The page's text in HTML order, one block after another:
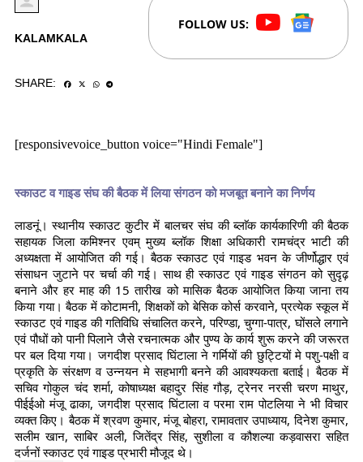
KALAMKALA
FOLLOW US:
SHARE:
[responsivevoice_button voice="Hindi Female"]
स्काउट व गाइड संघ की बैठक में लिया संगठन को मजबूत बनाने का निर्णय
लाडनूं। स्थानीय स्काउट कुटीर में बालचर संघ की ब्लाॅक कार्यकारिणी की बैठक
सहायक जिला कमिश्नर एवम् मुख्य ब्लॉक शिक्षा अधिकारी रामचंद्र भाटी की
अध्यक्षता में आयोजित की गई। बैठक स्काउट एवं गाइड भवन के जीर्णोद्धार एवं
संसाधन जुटाने पर चर्चा की गई। साथ ही स्काउट एवं गाइड संगठन को सुदृढ़
बनाने और हर माह की 15 तारीख को मासिक बैठक आयोजित किया जाना तय
किया गया। बैठक में कोटामनी, शिक्षकों को बेसिक कोर्स करवाने, प्रत्येक स्कूल में
स्काउट एवं गाइड की गतिविधि संचालित करने, परिण्डा, चुग्गा-पात्र, घोंसले लगाने
एवं पौधों को पानी पिलाने जैसे रचनात्मक और पुण्य के कार्य शुरू करने की जरूरत
पर बल दिया गया। जगदीश प्रसाद घिंटाला ने गर्मियों की छुट्टियों मे पशु-पक्षी व
प्रकृति के संरक्षण व उन्नयन मे सहभागी बनने की आवश्यकता बताई। बैठक में
सचिव गोकुल चंद शर्मा, कोषाध्यक्ष बहादुर सिंह गौड़, ट्रेनर नरसी चरण माथुर,
पीईईओ मंजू ढाका, जगदीश प्रसाद घिंटाला व परमा राम पोटलिया ने भी विचार
व्यक्त किए। बैठक में श्रवण कुमार, मंजू बोहरा, रामावतार उपाध्याय, दिनेश कुमार,
सलीम खान, साबिर अली, जितेंद्र सिंह, सुशीला व कौशल्या कड़वासरा सहित
दर्जनों स्काउट एवं गाइड प्रभारी मौजूद थे।